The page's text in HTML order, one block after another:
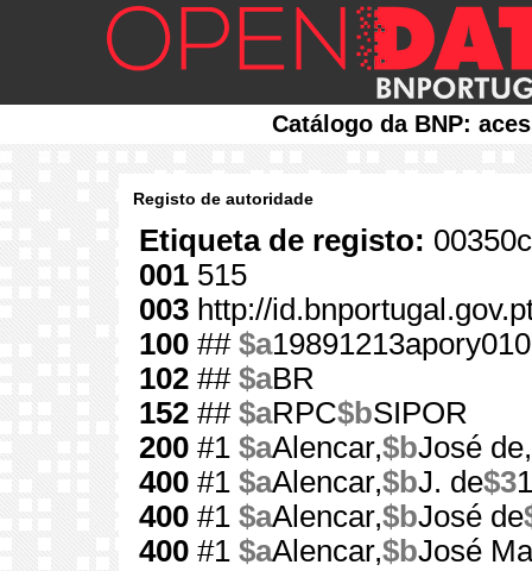
Catálogo da BNP:
Registo de autoridade
Etiqueta de registo:
001 515
003 http://
100 ## $a
102 ## $aBR
152 ## $aRPC$bSIPOR
200 #1 $aAlencar,$bJosé de,
400 #1 $aAlencar,$bJ. de$3
400 #1 $aAlencar,$bJosé de
400 #1 $aAlencar,$bJosé